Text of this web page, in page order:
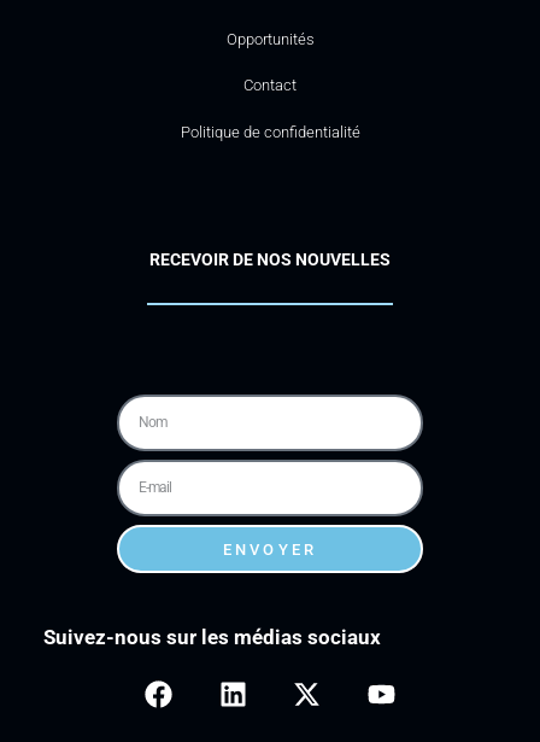
Opportunités
Contact
Politique de confidentialité
RECEVOIR DE NOS NOUVELLES
ENVOYER
Suivez-nous sur les médias sociaux